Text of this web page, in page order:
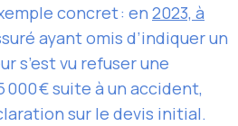
concret : en 2023, à
ayant omis d’indiquer un
s’est vu refuser une
000 € suite à un accident,
sur le devis initial.